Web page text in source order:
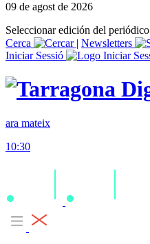
09 de agost de 2026
Seleccionar edición del periódico
Cerca
| Newsletters
Iniciar Sessió
ara mateix
10:30